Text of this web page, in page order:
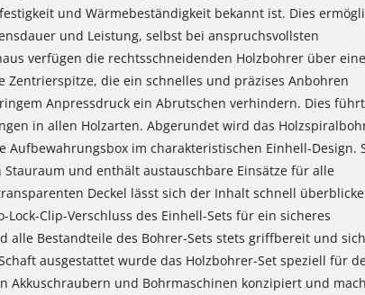
und Wärmebeständigkeit bekannt ist. Dies
und Leistung, selbst bei anspruchsvollsten
verfügen die rechtsschneidenden Holzbohrer über
Zentrierspitze, die ein schnelles und präzises Anbohren
Anpressdruck ein Abrutschen verhindern. Dies
in allen Holzarten. Abgerundet wird das
Aufbewahrungsbox im charakteristischen Einhell-Design.
und enthält austauschbare Einsätze für alle
Deckel lässt sich der Inhalt schnell
Clip-Verschluss des Einhell-Sets für ein sicheres
alle Bestandteile des Bohrer-Sets stets griffbereit und
ausgestattet wurde das Holzbohrer-Set speziell für
Akkuschraubern und Bohrmaschinen konzipiert und